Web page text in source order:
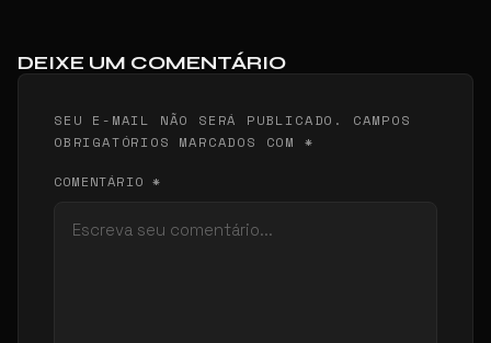
DEIXE UM COMENTÁRIO
SEU E-MAIL NÃO SERÁ PUBLICADO. CAMPOS
OBRIGATÓRIOS MARCADOS COM *
COMENTÁRIO *